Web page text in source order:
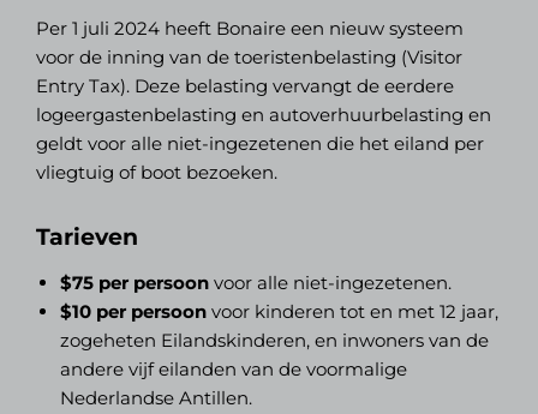
Per 1 juli 2024 heeft Bonaire een nieuw systeem
voor de inning van de toeristenbelasting (Visitor
Entry Tax). Deze belasting vervangt de eerdere
logeergastenbelasting en autoverhuurbelasting en
geldt voor alle niet-ingezetenen die het eiland per
vliegtuig of boot bezoeken.
Tarieven
$75 per persoon voor alle niet-ingezetenen.
$10 per persoon voor kinderen tot en met 12 jaar,
zogeheten Eilandskinderen, en inwoners van de
andere vijf eilanden van de voormalige
Nederlandse Antillen.